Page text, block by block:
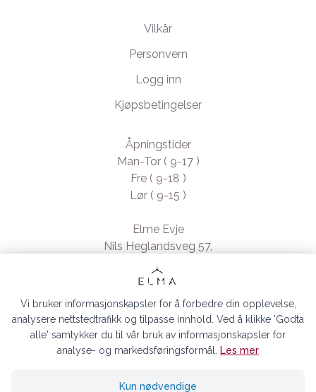
Vilkår
Personvern
Logg inn
Kjøpsbetingelser
Åpningstider
Man-Tor ( 9-17 )
Fre ( 9-18 )
Lør ( 9-15 )
Elme Evje
Nils Heglandsveg 57,
4735 Evje, Norway
- Org. nr. 923370994
Vi bruker informasjonskapsler for å forbedre din opplevelse,
analysere nettstedtrafikk og tilpasse innhold. Ved å klikke 'Godta
alle' samtykker du til vår bruk av informasjonskapsler for
analyse- og markedsføringsformål.
Les mer
Kun nødvendige